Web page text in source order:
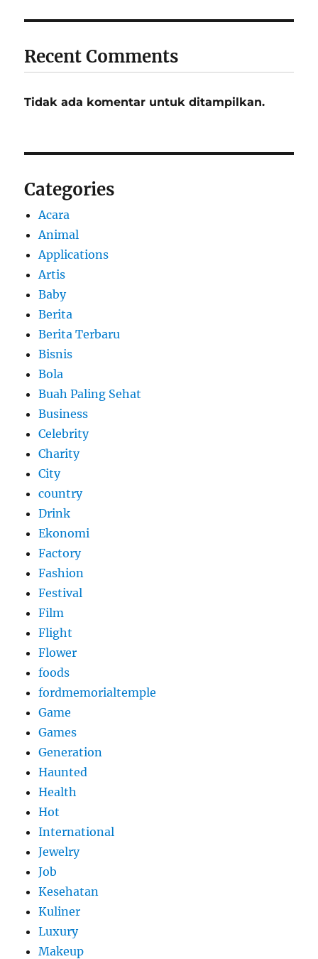
Recent Comments
Tidak ada komentar untuk ditampilkan.
Categories
Acara
Animal
Applications
Artis
Baby
Berita
Berita Terbaru
Bisnis
Bola
Buah Paling Sehat
Business
Celebrity
Charity
City
country
Drink
Ekonomi
Factory
Fashion
Festival
Film
Flight
Flower
foods
fordmemorialtemple
Game
Games
Generation
Haunted
Health
Hot
International
Jewelry
Job
Kesehatan
Kuliner
Luxury
Makeup